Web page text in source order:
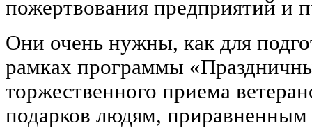
пожертвования предприятий и
Они очень нужны, как для
рамках программы
торжественного приема
подарков людям,